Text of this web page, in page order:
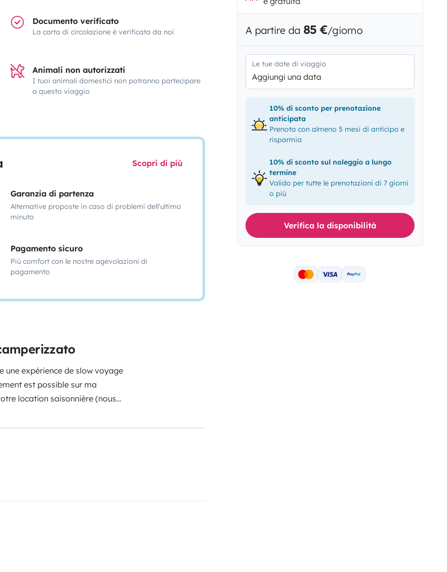
Documento verificato
La carta di circolazione è verificata da noi
Animali non autorizzati
I tuoi animali domestici non potranno partecipare
a questo viaggio
Scopri di più
Garanzia di partenza
Alternative proposte in caso di problemi dell'ultimo
minuto
Pagamento sicuro
Più comfort con le nostre agevolazioni di
pagamento
une expérience de slow voyage
est possible sur ma
location saisonnière (nous
à Marseille esprit chalet
l'habitacle du véhicule- 3
se transforme facilement en lit
au gaz avec un tableau de
rare pour un camion de cette
(un rangement
A partire da 85 €/giorno
Le tue date di viaggio
Aggiungi una data
10% di sconto per prenotazione
anticipata
Prenota con almeno 5 mesi di anticipo e
risparmia
10% di sconto sul noleggio a lungo
termine
Valido per tutte le prenotazioni di 7 giorni
o più
Verifica la disponibilità